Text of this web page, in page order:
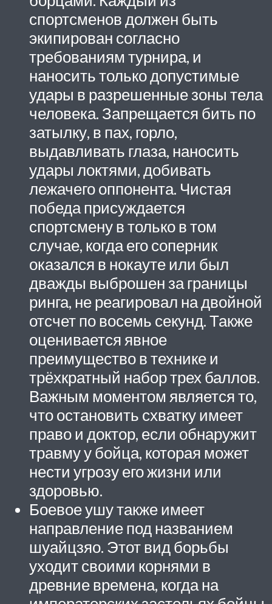
спортсменов должен быть
экипирован согласно
требованиям турнира, и
наносить только допустимые
удары в разрешенные зоны тела
человека. Запрещается бить по
затылку, в пах, горло,
выдавливать глаза, наносить
удары локтями, добивать
лежачего оппонента. Чистая
победа присуждается
спортсмену в только в том
случае, когда его соперник
оказался в нокауте или был
дважды выброшен за границы
ринга, не реагировал на двойной
отсчет по восемь секунд. Также
оценивается явное
преимущество в технике и
трёхкратный набор трех баллов.
Важным моментом является то,
что остановить схватку имеет
право и доктор, если обнаружит
травму у бойца, которая может
нести угрозу его жизни или
здоровью.
Боевое ушу также имеет
направление под названием
шуайцзяо. Этот вид борьбы
уходит своими корнями в
древние времена, когда на